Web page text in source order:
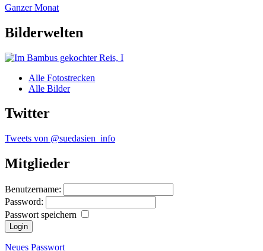
Ganzer Monat
Bilderwelten
Alle Fotostrecken
Alle Bilder
Twitter
Tweets von @suedasien_info
Mitglieder
Benutzername:
Password:
Passwort speichern
Neues Passwort